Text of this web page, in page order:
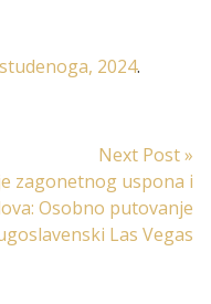
2024.
Next Post »
zagonetnog uspona i
Osobno putovanje
Las Vegas